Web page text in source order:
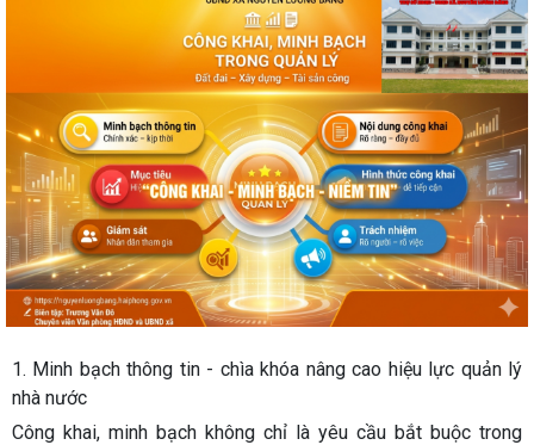
1. Minh bạch thông tin - chìa khóa nâng cao hiệu lực quản lý
nhà nước
Công khai, minh bạch không chỉ là yêu cầu bắt buộc trong